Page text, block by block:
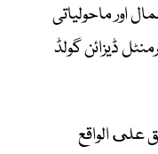
اور ماحولیاتی
ڈیزائن گولڈ
على الواقع